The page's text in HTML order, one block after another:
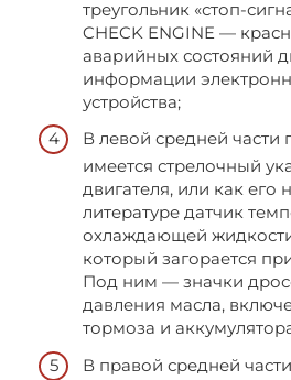
треугольник «стоп-
CHECK ENGINE —
аварийных состояний
информации
устройства;
В левой средней части
имеется стрелочный
двигателя, или как его
литературе датчик
охлаждающей
который загорается
Под ним — значки
давления масла,
тормоза и
В правой средней